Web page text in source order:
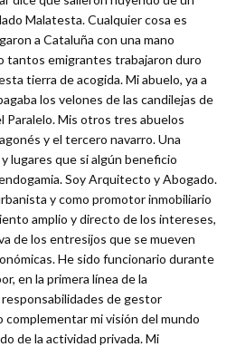
Malatesta. Cualquier cosa es
a Cataluña con una mano
tantos emigrantes trabajaron duro
tierra de acogida. Mi abuelo, ya a
los velones de las candilejas de
Paralelo. Mis otros tres abuelos
y el tercero navarro. Una
lugares que si algún beneficio
Soy Arquitecto y Abogado.
y como promotor inmobiliario
amplio y directo de los intereses,
de los entresijos que se mueven
He sido funcionario durante
en la primera línea de la
de gestor
mi visión del mundo
de la actividad privada. Mi